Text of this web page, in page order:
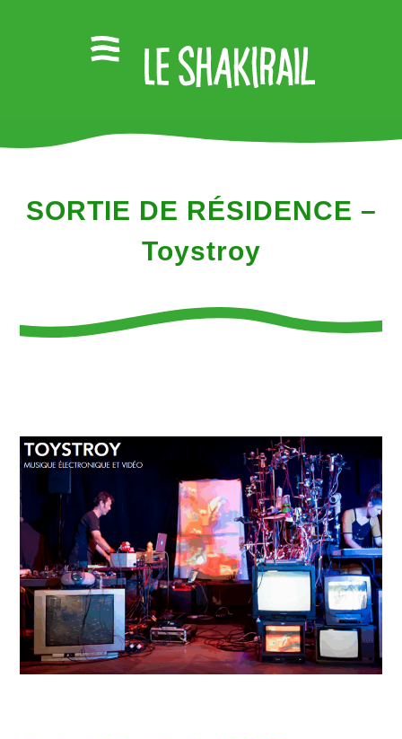
SORTIE DE RÉSIDENCE –
Toystroy